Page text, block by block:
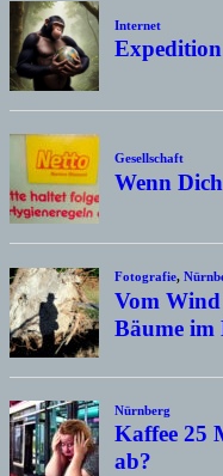
Internet
Gesellschaft
Wenn
Fotografie,
Vom Wind
Bäume
Nürnberg
Kaffee 25
ab?